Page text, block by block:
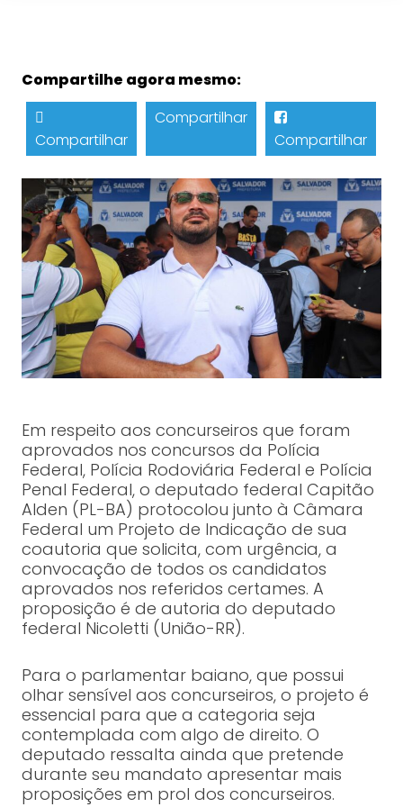
Compartilhe agora mesmo:
Compartilhar
Compartilhar
Compartilhar
Em respeito aos concurseiros que foram
aprovados nos concursos da Polícia
Federal, Polícia Rodoviária Federal e Polícia
Penal Federal, o deputado federal Capitão
Alden (PL-BA) protocolou junto à Câmara
Federal um Projeto de Indicação de sua
coautoria que solicita, com urgência, a
convocação de todos os candidatos
aprovados nos referidos certames. A
proposição é de autoria do deputado
federal Nicoletti (União-RR).
Para o parlamentar baiano, que possui
olhar sensível aos concurseiros, o projeto é
essencial para que a categoria seja
contemplada com algo de direito. O
deputado ressalta ainda que pretende
durante seu mandato apresentar mais
proposições em prol dos concurseiros.